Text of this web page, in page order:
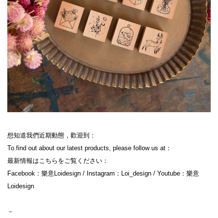
想知道我們近期動態，歡迎到：
To find out about our latest products, please follow us at：
最新情報はこちらをご覧ください：
Facebook：樂意Loidesign / Instagram：Loi_design / Youtube：樂意
Loidesign
－